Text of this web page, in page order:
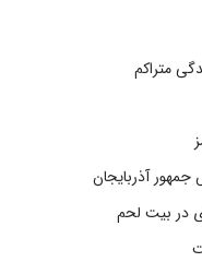
متراکم
آذربایجان
در بیت‌ لحم